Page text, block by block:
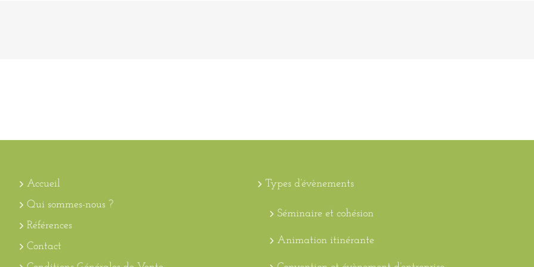
Accueil
Qui sommes-nous ?
Références
Contact
Types d’évènements
Séminaire et cohésion
Animation itinérante